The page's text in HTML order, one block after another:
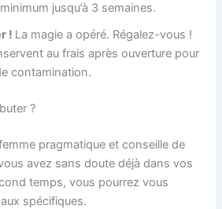
jusqu’à 3 semaines.
! La magie a opéré. Régalez-vous !
au frais après ouverture pour
contamination.
?
pragmatique et conseille de
avez sans doute déjà dans vos
temps, vous pourrez vous
spécifiques.